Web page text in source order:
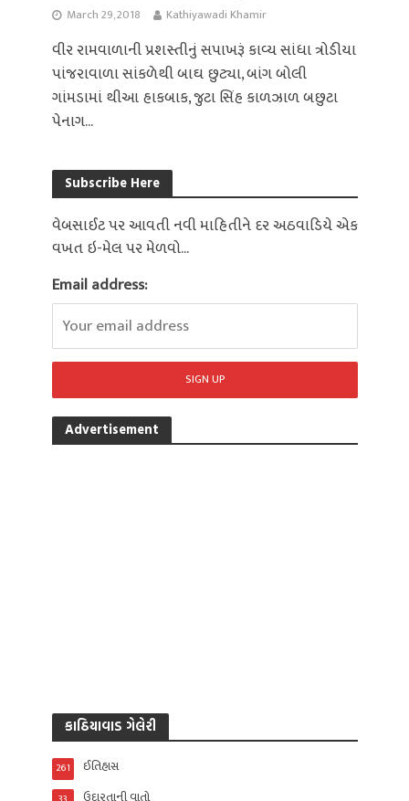
March 29, 2018 Kathiyawadi Khamir
વીર રામવાળાની પ્રશસ્તીનું સપાખરૂં કાવ્ય સાંધા ત્રોડીયા
પાંજરાવાળા સાંકળેથી બાઘ છુટ્યા, બાંગ બોલી
ગાંમડામાં થીઆ હાકબાક, જુટા સિંહ કાળઝાળ બછુટા
પેનાગ...
Subscribe Here
વેબસાઈટ પર આવતી નવી માહિતીને દર અઠવાડિયે એક
વખત ઇ-મેલ પર મેળવો...
Email address:
Advertisement
કાઠિયાવાડ ગેલેરી
ઈતિહાસ
261